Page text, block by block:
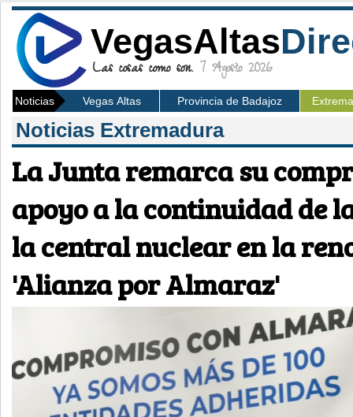
VegasAltas
Las cosas como son. 7 Agosto 2026
Noticias Vegas Altas Provincia de Badajoz
Noticias Extremadura
La Junta remarca su
apoyo a la continuidad de
la central nuclear en la
'Alianza por Almaraz'